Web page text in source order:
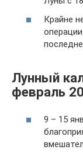
Крайне
Лунный
февраль
9 – 15